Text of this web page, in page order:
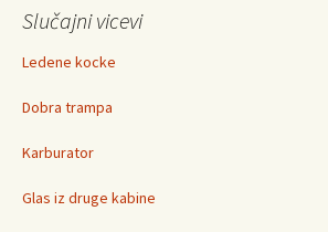
Slučajni vicevi
Ledene kocke
Dobra trampa
Karburator
Glas iz druge kabine